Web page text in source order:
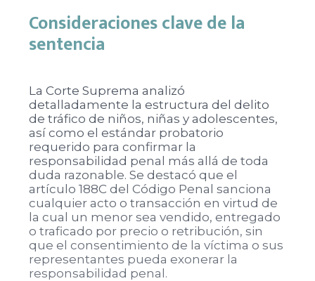
Consideraciones clave de la
sentencia
La Corte Suprema analizó
detalladamente la estructura del delito
de tráfico de niños, niñas y adolescentes,
así como el estándar probatorio
requerido para confirmar la
responsabilidad penal más allá de toda
duda razonable. Se destacó que el
artículo 188C del Código Penal sanciona
cualquier acto o transacción en virtud de
la cual un menor sea vendido, entregado
o traficado por precio o retribución, sin
que el consentimiento de la víctima o sus
representantes pueda exonerar la
responsabilidad penal.